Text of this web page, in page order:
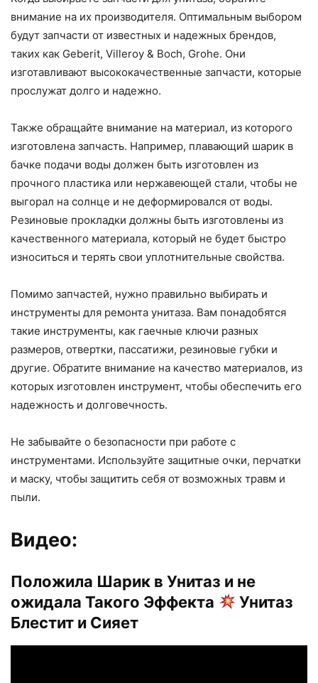
внимание на их производителя. Оптимальным выбором
будут запчасти от известных и надежных брендов,
таких как Geberit, Villeroy & Boch, Grohe. Они
изготавливают высококачественные запчасти, которые
прослужат долго и надежно.
Также обращайте внимание на материал, из которого
изготовлена запчасть. Например, плавающий шарик в
бачке подачи воды должен быть изготовлен из
прочного пластика или нержавеющей стали, чтобы не
выгорал на солнце и не деформировался от воды.
Резиновые прокладки должны быть изготовлены из
качественного материала, который не будет быстро
износиться и терять свои уплотнительные свойства.
Помимо запчастей, нужно правильно выбирать и
инструменты для ремонта унитаза. Вам понадобятся
такие инструменты, как гаечные ключи разных
размеров, отвертки, пассатижи, резиновые губки и
другие. Обратите внимание на качество материалов, из
которых изготовлен инструмент, чтобы обеспечить его
надежность и долговечность.
Не забывайте о безопасности при работе с
инструментами. Используйте защитные очки, перчатки
и маску, чтобы защитить себя от возможных травм и
пыли.
Видео:
Положила Шарик в Унитаз и не
ожидала Такого Эффекта
Унитаз
Блестит и Сияет